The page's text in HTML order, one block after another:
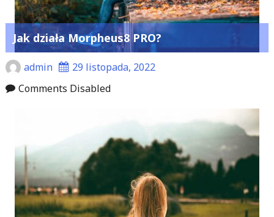
Jak działa Morpheus8 PRO?
admin
29 listopada, 2022
Comments Disabled